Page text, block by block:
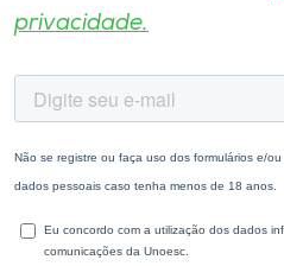
privacidade.